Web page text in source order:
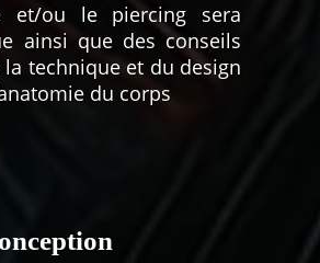
et/ou le piercing sera
ainsi que des conseils
technique et du design
du corps